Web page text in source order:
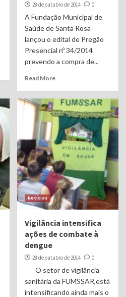
28 de outubro de 2014 0
A Fundação Municipal de
Saúde de Santa Rosa
lançou o edital de Pregão
Presencial nº 34/2014
prevendo a compra de...
Read More
Notícias
Vigilância intensifica
ações de combate à
dengue
28 de outubro de 2014 0
O setor de vigilância
sanitária da FUMSSAR,está
intensificando ainda mais o